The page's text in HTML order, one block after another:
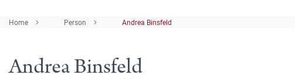
Home Person Andrea Binsfeld
Andrea Binsfeld